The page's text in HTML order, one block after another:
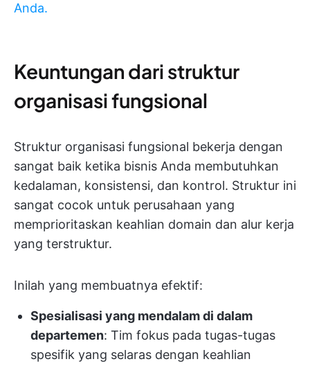
Anda.
Keuntungan dari struktur
organisasi fungsional
Struktur organisasi fungsional bekerja dengan
sangat baik ketika bisnis Anda membutuhkan
kedalaman, konsistensi, dan kontrol. Struktur ini
sangat cocok untuk perusahaan yang
memprioritaskan keahlian domain dan alur kerja
yang terstruktur.
Inilah yang membuatnya efektif:
Spesialisasi yang mendalam di dalam
departemen: Tim fokus pada tugas-tugas
spesifik yang selaras dengan keahlian